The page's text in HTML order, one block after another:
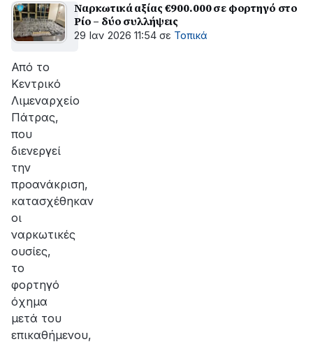
Ναρκωτικά αξίας €900.000 σε φορτηγό στο
Ρίο – δύο συλλήψεις
29 Ιαν 2026 11:54 σε Τοπικά
Από το
Κεντρικό
Λιμεναρχείο
Πάτρας,
που
διενεργεί
την
προανάκριση,
κατασχέθηκαν
οι
ναρκωτικές
ουσίες,
το
φορτηγό
όχημα
μετά του
επικαθήμενου,